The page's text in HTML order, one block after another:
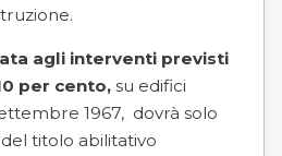
agli interventi previsti
per cento, su edifici
1967, dovrà solo
titolo abilitativo